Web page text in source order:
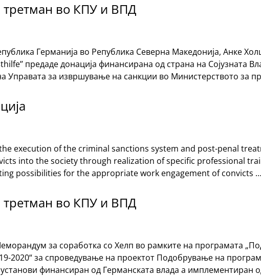
третман во КПУ и ВПД
Германија во Република Северна Македонија, Анке
предаде донација финансирана од страна на Сојузната
Управата за извршување на санкции во Министерството за
execution of the criminal sanctions system and post-penal
into the society through realization of specific professional
possibilities for the appropriate work engagement of convicts …
третман во КПУ и ВПД
за соработка со Хелп во рамките на програмата
2020“ за спроведување на проектот Подобрување на
финансиран од Германската влада а имплементиран